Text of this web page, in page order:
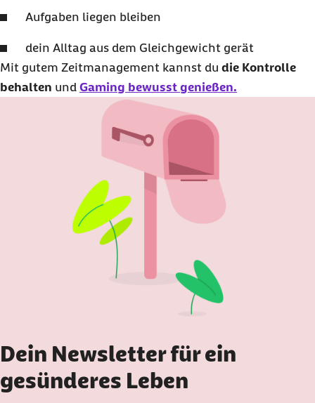
Aufgaben liegen bleiben
dein Alltag aus dem Gleichgewicht gerät
Mit gutem Zeitmanagement kannst du die Kontrolle
behalten und Gaming bewusst genießen.
Dein Newsletter für ein
gesünderes Leben